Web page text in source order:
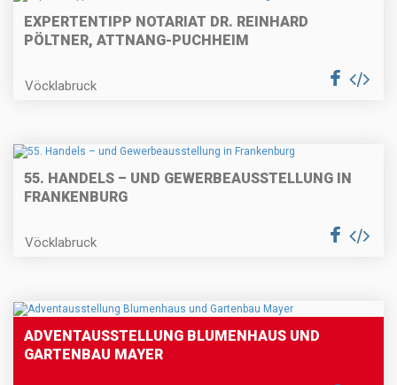
EXPERTENTIPP NOTARIAT DR. REINHARD
PÖLTNER, ATTNANG-PUCHHEIM
Vöcklabruck
55. HANDELS – UND GEWERBEAUSSTELLUNG IN
FRANKENBURG
Vöcklabruck
ADVENTAUSSTELLUNG BLUMENHAUS UND
GARTENBAU MAYER